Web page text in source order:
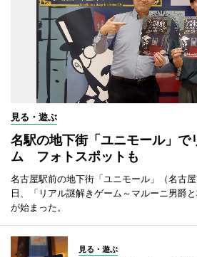
見る・遊ぶ
名駅の地下街「ユニモール」で
ム フォトスポットも
名古屋駅前の地下街「ユニモール」（名古
日、「リアル謎解きゲーム～マルーニ男爵
が始まった。
見る・遊ぶ